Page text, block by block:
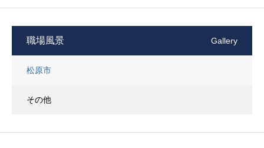
職場風景 Gallery
松原市
その他